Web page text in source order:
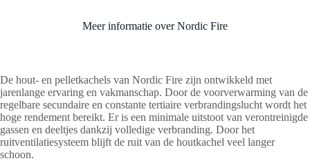
Meer informatie over Nordic Fire
De hout- en pelletkachels van Nordic Fire zijn ontwikkeld met
jarenlange ervaring en vakmanschap. Door de voorverwarming van de
regelbare secundaire en constante tertiaire verbrandingslucht wordt het
hoge rendement bereikt. Er is een minimale uitstoot van verontreinigde
gassen en deeltjes dankzij volledige verbranding. Door het
ruitventilatiesysteem blijft de ruit van de houtkachel veel langer
schoon.